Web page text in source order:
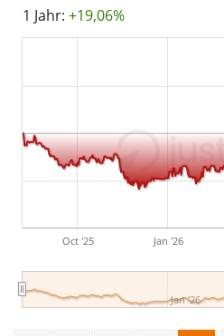
gegenüber dem vorherigen
verringert. Die derzeitige
beziehen sich auf den
Sektorklassifizierung des
dem FactSet eigenen RBICS
1 Jahr: +19,06%
Oct '25 Jan '26
Jan '26